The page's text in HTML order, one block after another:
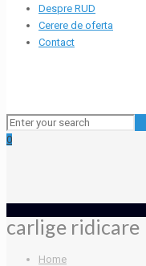
Despre RUD
Cerere de oferta
Contact
0
carlige ridicare
Home